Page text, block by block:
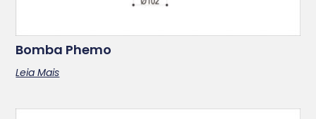
Bomba Phemo
Leia Mais